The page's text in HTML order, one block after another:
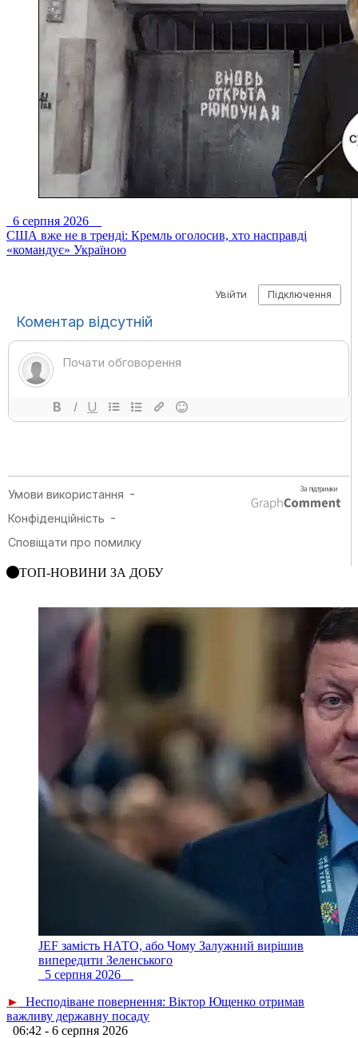
6 серпня 2026
США вже не в тренді: Кремль оголосив, хто насправді
«командує» Україною
ТОП-НОВИНИ ЗА ДОБУ
JEF замість НАТО, або Чому Залужний вирішив
випередити Зеленського
5 серпня 2026
►
Несподіване повернення: Віктор Ющенко отримав
важливу державну посаду
06:42 - 6 серпня 2026